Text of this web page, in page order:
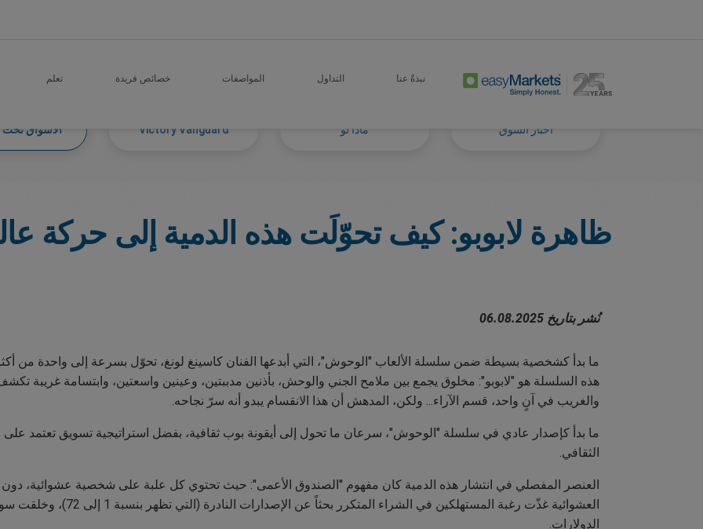
نبذةٌ عنا التداول المواصفات خصائص فريدة تعلم
أخبار السوق ماذا لو Victory Vanguard الأسواق تحت
ظاهرة لابوبو: كيف تحوّلَت هذه الدمية إلى حركة
نُشر بتاريخ 06.08.2025
ما بدأ كشخصية بسيطة ضمن سلسلة الألعاب "الوحوش"، التي أبدعها الفنان كاسينغ لونغ، تحوّل بسرعة إلى واحدة من
هذه السلسلة هو "لابوبو": مخلوق يجمع بين ملامح الجني والوحش، بأذنين مدببتين، وعينين واسعتين، وابتسامة غريبة
والغريب في آنٍ واحد، قسم الآراء... ولكن، المدهش أن هذا الانقسام يبدو أنه سرّ نجاحه.
ما بدأ كإصدار عادي في سلسلة "الوحوش"، سرعان ما تحول إلى أيقونة بوب ثقافية، بفضل استراتيجية تسويق تعتمد على
الثقافي.
العنصر المفصلي في انتشار هذه الدمية كان مفهوم "الصندوق الأعمى": حيث تحتوي كل علبة على شخصية عشوائية،
العشوائية غذّت رغبة المستهلكين
الدولارات.